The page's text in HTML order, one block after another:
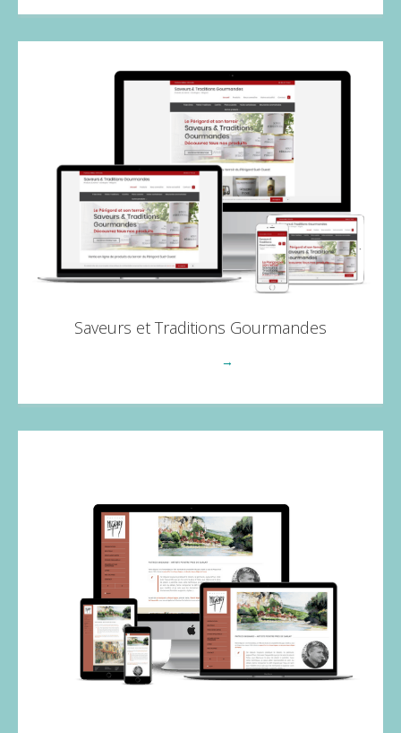
Saveurs et Traditions Gourmandes
→